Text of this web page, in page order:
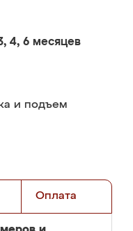
4, 6 месяцев
и подъем
Оплата